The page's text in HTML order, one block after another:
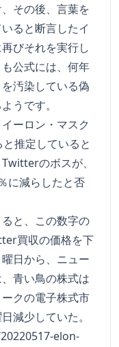
その後、言葉を
ると断言したイ
びそれを実行し
公式には、何年
汚染している偽
うです。
ーロン・マスク
推定していると
のボスが、
に減らしたと否
と、この数字の
買収の価格を下
日から、ニュー
青い鳥の株式は
クの電子株式市
減少していた。
elon-